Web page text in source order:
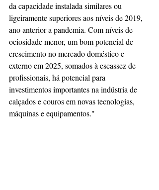
da capacidade instalada similares ou
ligeiramente superiores aos níveis de 2019,
ano anterior a pandemia. Com níveis de
ociosidade menor, um bom potencial de
crescimento no mercado doméstico e
externo em 2025, somados à escassez de
profissionais, há potencial para
investimentos importantes na indústria de
calçados e couros em novas tecnologias,
máquinas e equipamentos."